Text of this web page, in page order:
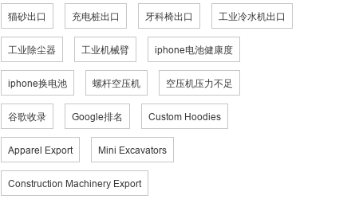
猫砂出口 充电桩出口 牙科椅出口 工业冷水机出口
工业除尘器 工业机械臂 iphone电池健康度
iphone换电池 螺杆空压机 空压机压力不足
谷歌收录 Google排名 Custom Hoodies
Apparel Export Mini Excavators
Construction Machinery Export